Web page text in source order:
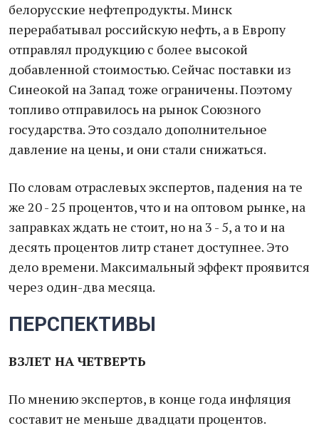
белорусские нефтепродукты. Минск
перерабатывал российскую нефть, а в Европу
отправлял продукцию с более высокой
добавленной стоимостью. Сейчас поставки из
Синеокой на Запад тоже ограничены. Поэтому
топливо отправилось на рынок Союзного
государства. Это создало дополнительное
давление на цены, и они стали снижаться.
По словам отраслевых экспертов, падения на те
же 20 - 25 процентов, что и на оптовом рынке, на
заправках ждать не стоит, но на 3 - 5, а то и на
десять процентов литр станет доступнее. Это
дело времени. Максимальный эффект проявится
через один-два месяца.
ПЕРСПЕКТИВЫ
ВЗЛЕТ НА ЧЕТВЕРТЬ
По мнению экспертов, в конце года инфляция
составит не меньше двадцати процентов.